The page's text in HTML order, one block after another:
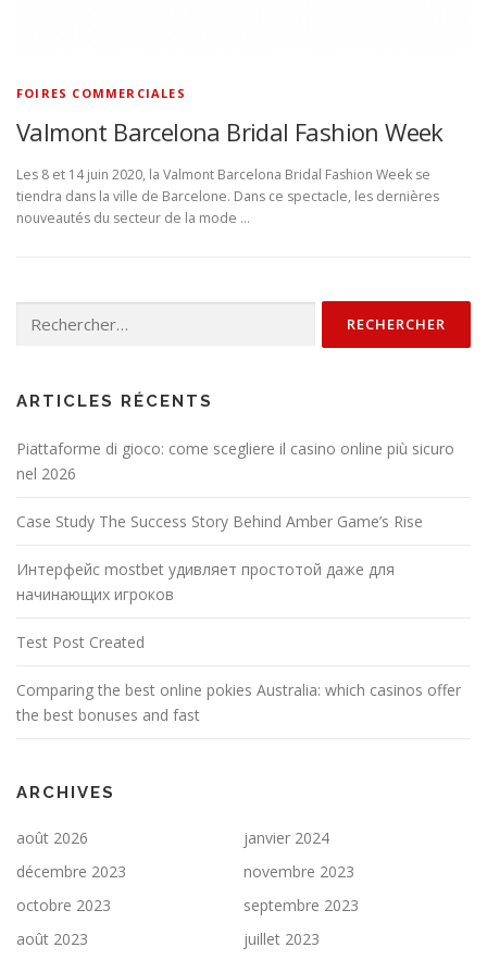
FOIRES COMMERCIALES
Valmont Barcelona Bridal Fashion Week
Les 8 et 14 juin 2020, la Valmont Barcelona Bridal Fashion Week se
tiendra dans la ville de Barcelone. Dans ce spectacle, les dernières
nouveautés du secteur de la mode …
ARTICLES RÉCENTS
Piattaforme di gioco: come scegliere il casino online più sicuro
nel 2026
Case Study The Success Story Behind Amber Game’s Rise
Интерфейс mostbet удивляет простотой даже для
начинающих игроков
Test Post Created
Comparing the best online pokies Australia: which casinos offer
the best bonuses and fast
ARCHIVES
août 2026
janvier 2024
décembre 2023
novembre 2023
octobre 2023
septembre 2023
août 2023
juillet 2023